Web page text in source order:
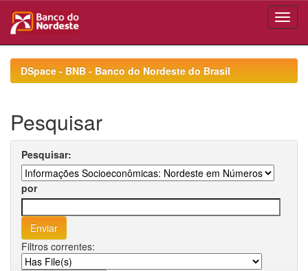
navigationDSpace - BNB - Banco do Nordeste do Brasil
Pesquisar
Pesquisar:
por
Filtros correntes: